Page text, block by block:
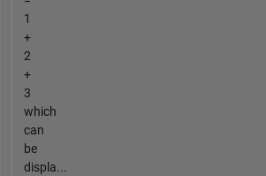
1
+
2
+
3
which
can
be
displa...